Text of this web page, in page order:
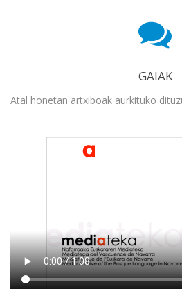
GAIAK
Atal honetan artxiboak aurkituko